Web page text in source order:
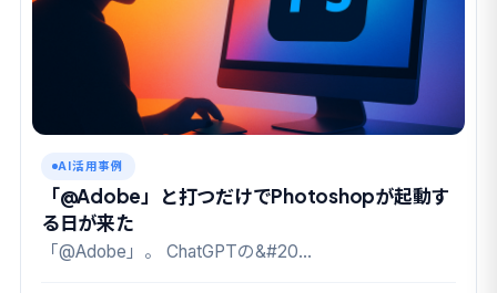
AI活用事例
「@Adobe」と打つだけでPhotoshopが起動す
る日が来た
「@Adobe」。 ChatGPTの&#20…